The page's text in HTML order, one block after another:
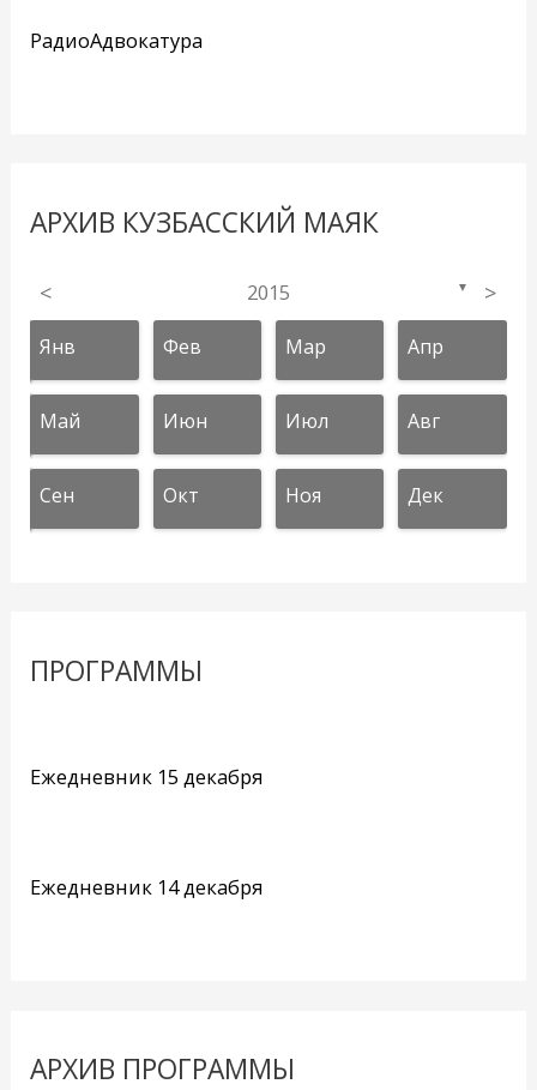
РадиоАдвокатура
АРХИВ КУЗБАССКИЙ МАЯК
< 2015 ▼ >
Янв Фев Мар Апр
Май Июн Июл Авг
Сен Окт Ноя Дек
ПРОГРАММЫ
Ежедневник 15 декабря
Ежедневник 14 декабря
АРХИВ ПРОГРАММЫ